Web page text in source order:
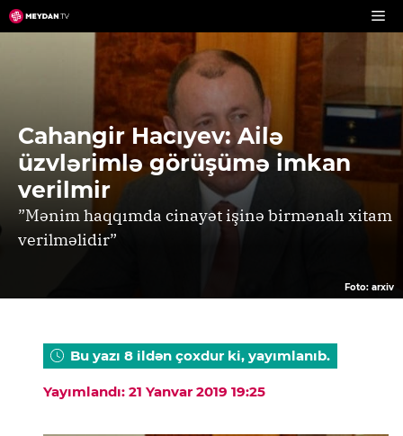
Skip
to
Cahangir Hacıyev: Ailə
üzvlərimlə görüşümə imkan
verilmir
”Mənim haqqımda cinayət işinə birmənalı xitam
verilməlidir”
Foto: arxiv
Bu yazı 8 ildən çoxdur ki, yayımlanıb.
Yayımlandı: 21 Yanvar 2019 19:25